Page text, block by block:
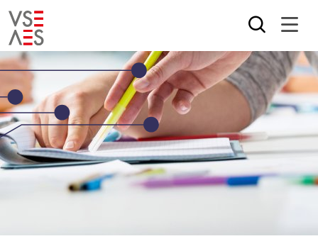
Salta
al
contenuto
principale